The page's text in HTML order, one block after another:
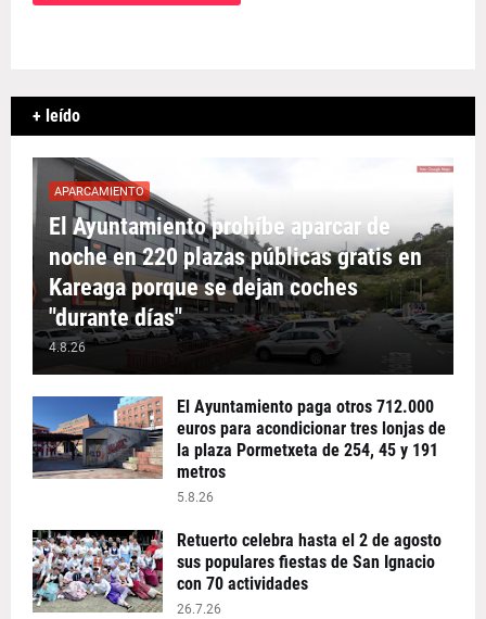
+ leído
APARCAMIENTO
El Ayuntamiento prohíbe aparcar de
noche en 220 plazas públicas gratis en
Kareaga porque se dejan coches
"durante días"
4.8.26
El Ayuntamiento paga otros 712.000
euros para acondicionar tres lonjas de
la plaza Pormetxeta de 254, 45 y 191
metros
5.8.26
Retuerto celebra hasta el 2 de agosto
sus populares fiestas de San Ignacio
con 70 actividades
26.7.26